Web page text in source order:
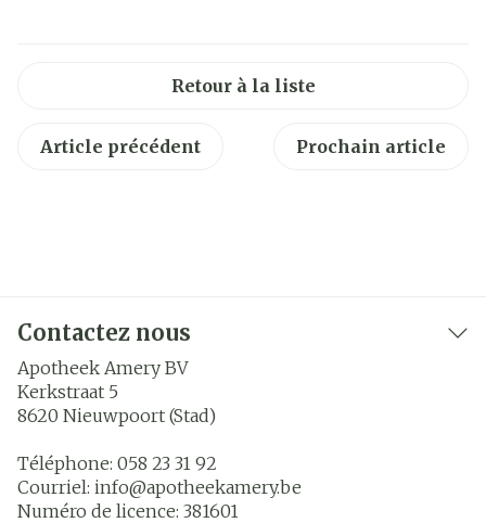
Retour à la liste
Article précédent Prochain article
Contactez nous
Apotheek Amery BV
Kerkstraat 5
8620 Nieuwpoort (Stad)
Téléphone: 058 23 31 92
Courriel: info@apotheekamery.be
Numéro de licence: 381601